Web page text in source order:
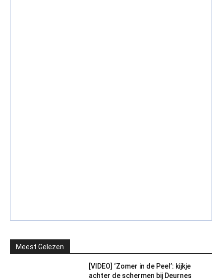
Meest Gelezen
[VIDEO] ‘Zomer in de Peel’: kijkje
achter de schermen bij Deurnes